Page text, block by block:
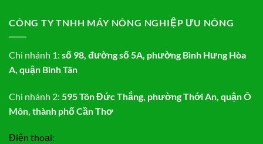
CÔNG TY TNHH MÁY NÔNG NGHIỆP ƯU NÔNG
Chi nhánh 1: số 98, đường số 5A, phường Bình Hưng Hòa
A, quận Bình Tân
Chi nhánh 2: 595 Tôn Đức Thắng, phường Thới An, quận Ô
Môn, thành phố Cần Thơ
Điện thoại: